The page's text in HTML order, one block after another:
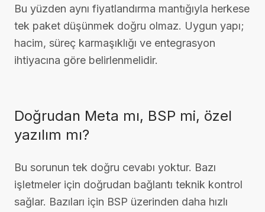
Bu yüzden aynı fiyatlandırma mantığıyla herkese
tek paket düşünmek doğru olmaz. Uygun yapı;
hacim, süreç karmaşıklığı ve entegrasyon
ihtiyacına göre belirlenmelidir.
Doğrudan Meta mı, BSP mi, özel
yazılım mı?
Bu sorunun tek doğru cevabı yoktur. Bazı
işletmeler için doğrudan bağlantı teknik kontrol
sağlar. Bazıları için BSP üzerinden daha hızlı